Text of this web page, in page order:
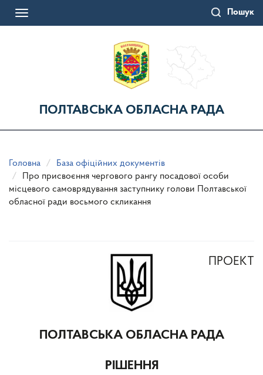
Пошук
Toggle
ПОЛТАВСЬКА ОБЛАСНА РАДА
Головна
База офіційних документів
Про присвоєння чергового рангу посадової особи
місцевого самоврядування заступнику голови Полтавської
обласної ради восьмого скликання
ПРОЕКТ
ПОЛТАВСЬКА ОБЛАСНА РАДА
РІШЕННЯ